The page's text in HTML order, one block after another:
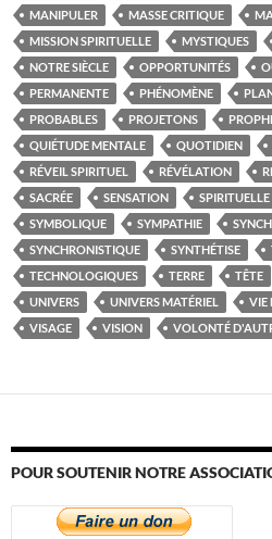
MANIPULER
MASSE CRITIQUE
MISSION SPIRITUELLE
MYSTIQUES
NOTRE SIÈCLE
OPPORTUNITÉS
PERMANENTE
PHÉNOMÈNE
PROBABLES
PROJETONS
QUIÉTUDE MENTALE
QUOTIDIEN
RÉVEIL SPIRITUEL
RÉVÉLATION
SACRÉE
SENSATION SPIRITUELLE
SYMBOLIQUE
SYMPATHIE
SYNCHRONISTIQUE
SYNTHÉTISE
TECHNOLOGIQUES
TERRE TÊTE
UNIVERS
UNIVERS MATÉRIEL VIE
VISAGE
VISION VOLONTÉ
POUR SOUTENIR NOTRE